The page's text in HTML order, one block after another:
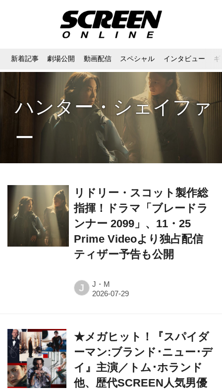
新着記事 劇場公開 動画配信 スペシャル インタビュー
ハンター・シェイファ
ー
リドリー・スコット製作総
指揮！ドラマ「ブレードラ
ンナー 2099」、11・25
Prime Videoより独占配信
ティザー予告も公開
J J・M
★メガヒット！『スパイダ
ーマン:ブランド･ニュー･デ
イ』主演／トム･ホランド
他、歴代SCREEN人気男優